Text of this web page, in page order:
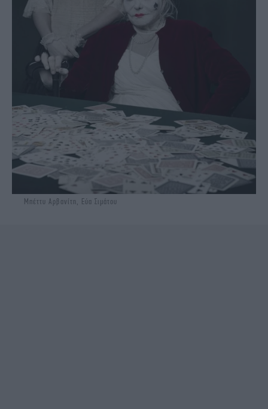
Μπέττυ Αρβανίτη, Εύα Σιμάτου